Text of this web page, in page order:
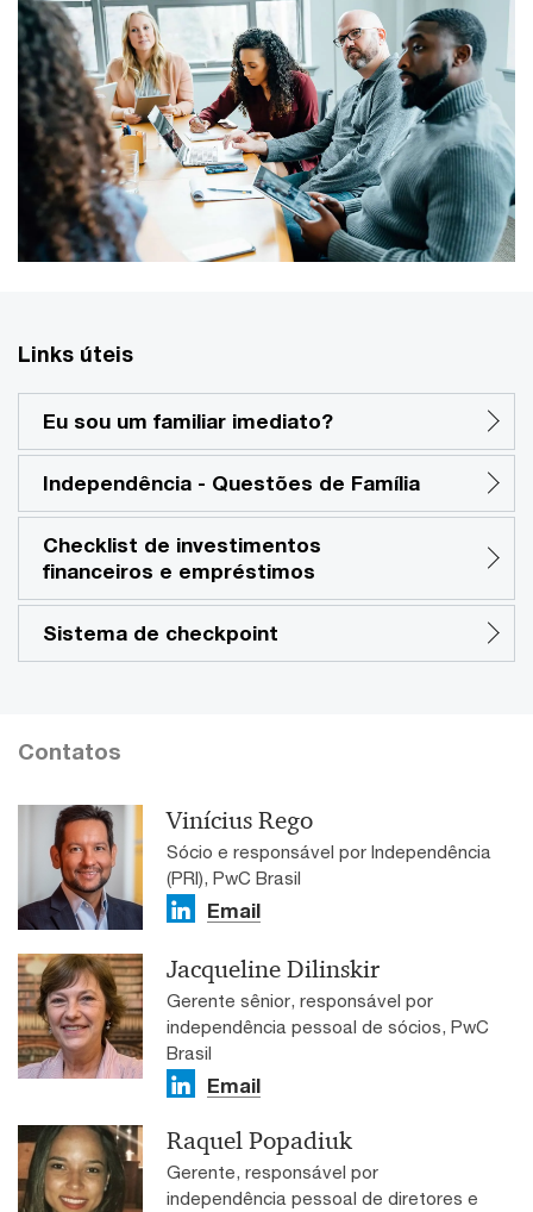
Links úteis
Eu sou um familiar imediato?
Independência - Questões de Família
Checklist de investimentos
financeiros e empréstimos
Sistema de checkpoint
Contatos
Vinícius Rego
Sócio e responsável por Independência
(PRI), PwC Brasil
Email
Jacqueline Dilinskir
Gerente sênior, responsável por
independência pessoal de sócios, PwC
Brasil
Email
Raquel Popadiuk
Gerente, responsável por
independência pessoal de diretores e